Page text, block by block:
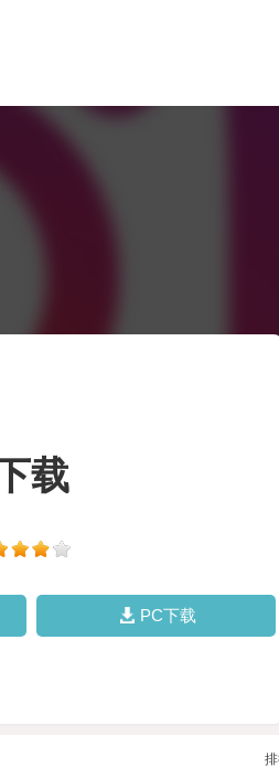
载
PC下载